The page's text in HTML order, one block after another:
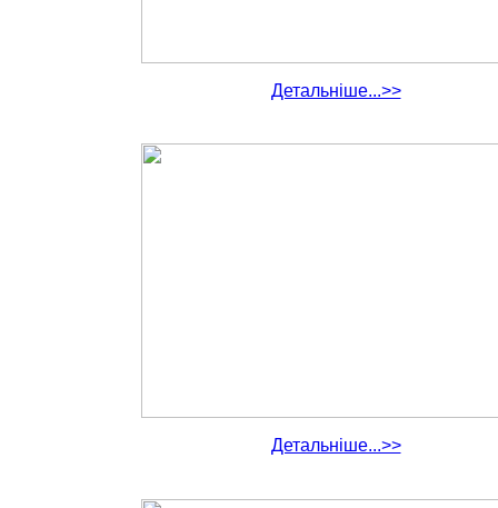
Детальніше...>>
Детальніше...>>